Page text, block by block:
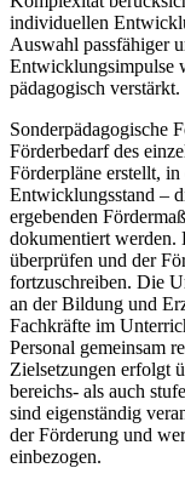
individuellen
Auswahl passfähiger
Entwicklungsimpulse
pädagogisch verstärkt.
Sonderpädagogische
Förderbedarf des
Förderpläne erstellt,
Entwicklungsstand –
ergebenden
dokumentiert werden.
überprüfen und der
fortzuschreiben. Die
an der Bildung und
Fachkräfte im
Personal gemeinsam
Zielsetzungen erfolgt
bereichs- als auch
sind eigenständig
der Förderung und
einbezogen.